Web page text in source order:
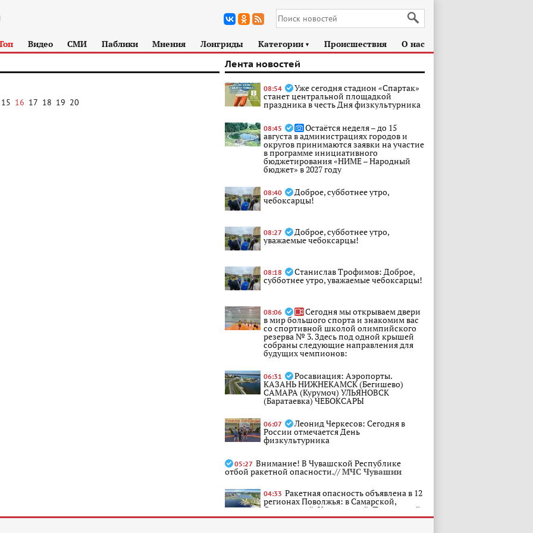
Видео СМИ Паблики Мнения Лонгриды Категории ► Происшествия О нас
15 16 17 18 19 20
Лента новостей
08:54 Уже сегодня стадион «Спартак»
станет центральной площадкой
праздника в честь Дня физкультурника
08:45 Остаётся неделя – до 15
августа в администрациях городов и
округов принимаются заявки на участие
в программе инициативного
бюджетирования «НИМЕ – Народный
бюджет» в 2027 году
08:40 Доброе, субботнее утро,
чебоксарцы!
08:27 Доброе, субботнее утро,
уважаемые чебоксарцы!
08:18 Станислав Трофимов: Доброе,
субботнее утро, уважаемые чебоксарцы!
08:06 Сегодня мы открываем двери
в мир большого спорта и знакомим вас
со спортивной школой олимпийского
резерва № 3. Здесь под одной крышей
собраны следующие направления для
будущих чемпионов:
06:31 Росавиация: Аэропорты.
КАЗАНЬ НИЖНЕКАМСК (Бегишево)
САМАРА (Курумоч) УЛЬЯНОВСК
(Баратаевка) ЧЕБОКСАРЫ
06:07 Леонид Черкесов: Сегодня в
России отмечается День
физкультурника
05:27 Внимание! В Чувашской Республике
отбой ракетной опасности.//МЧС Чувашии
04:33 Ракетная опасность объявлена в 12
регионах Поволжья: в Самарской,
Саратовской, Ульяновской, Пензенской
и Кировской областях, Пермском крае, а